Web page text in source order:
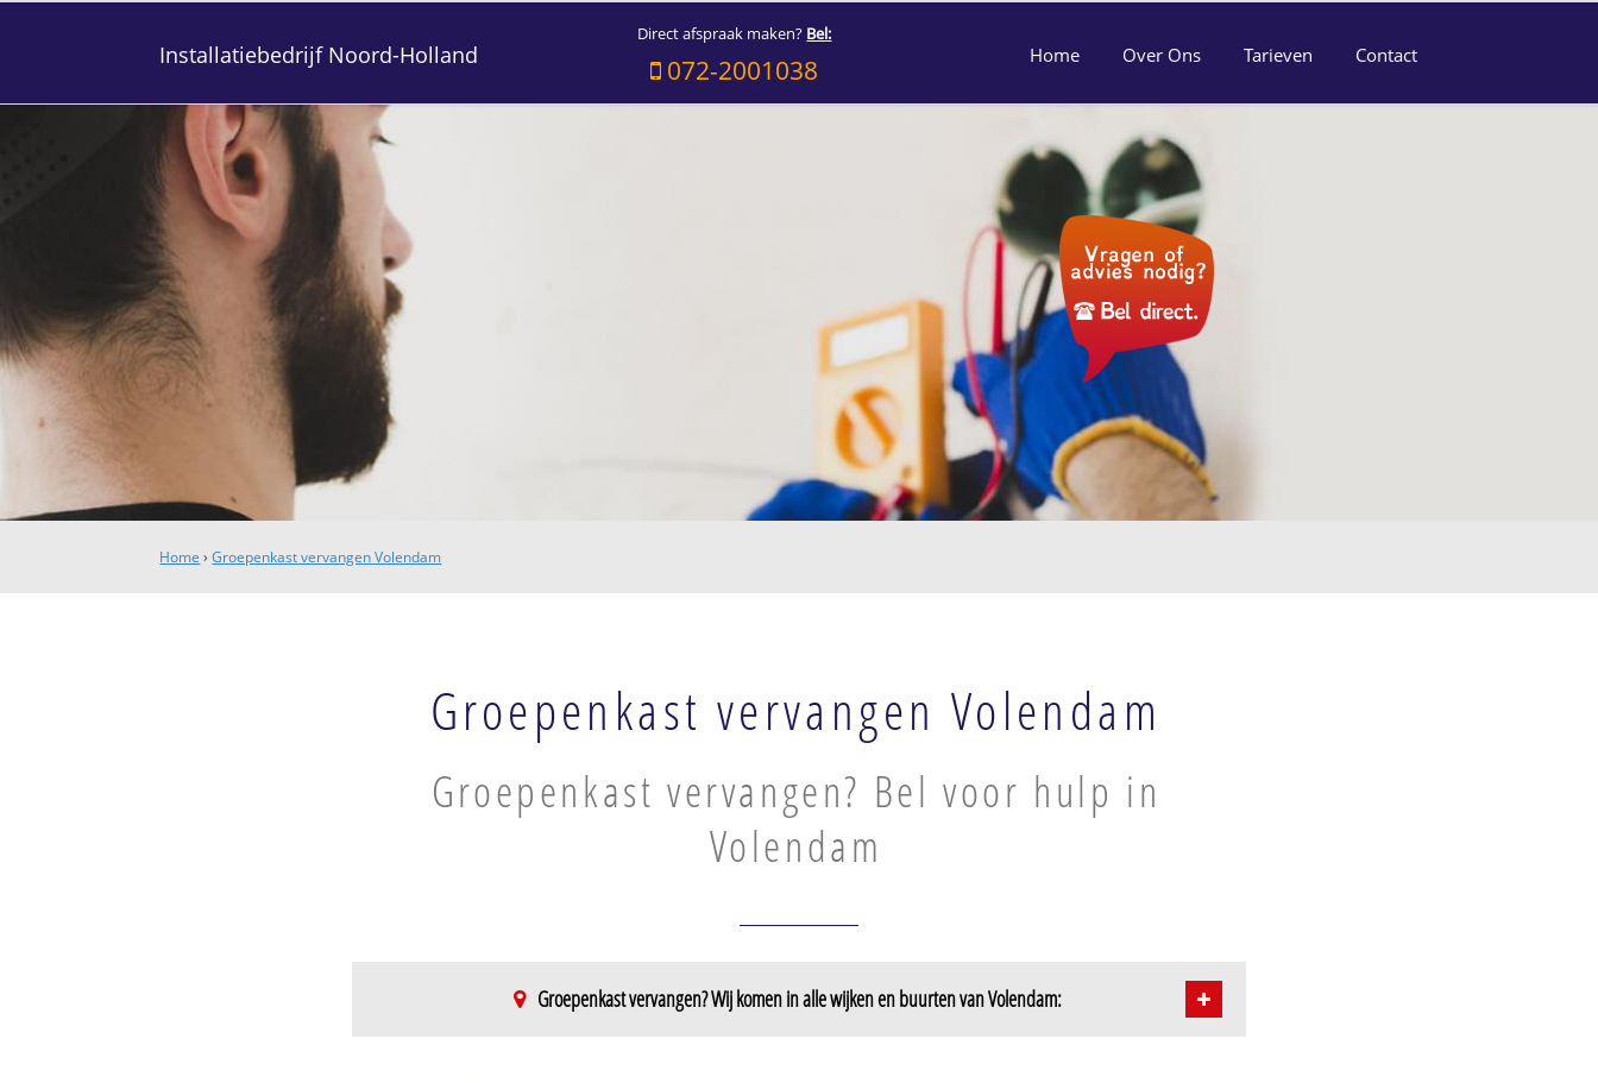
Installatiebedrijf Noord-Holland
Direct afspraak maken? Bel:
072-2001038 Home Over Ons Tarieven Contact
Home ›Groepenkast vervangen Volendam
Groepenkast vervangen Volendam
Groepenkast vervangen? Bel voor hulp in
Volendam
Groepenkast vervangen? Wij komen in alle wijken en buurten van Volendam: